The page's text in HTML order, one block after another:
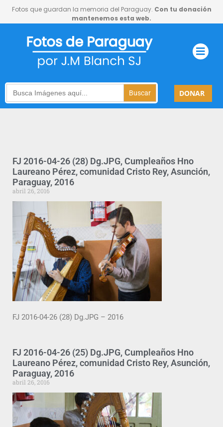
Fotos que guardan la memoria del Paraguay. Con tu donación
mantenemos esta web.
Search
for:
DONAR
FJ 2016-04-26 (28) Dg.JPG, Cumpleaños Hno
Laureano Pérez, comunidad Cristo Rey, Asunción,
Paraguay, 2016
abril 26, 2016
FJ 2016-04-26 (28) Dg.JPG – 2016
FJ 2016-04-26 (25) Dg.JPG, Cumpleaños Hno
Laureano Pérez, comunidad Cristo Rey, Asunción,
Paraguay, 2016
abril 26, 2016